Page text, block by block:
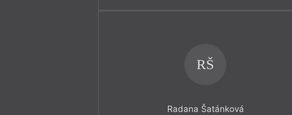
RŠ
Radana Šatánková